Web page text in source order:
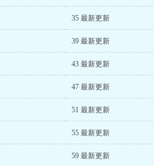
35 最新更新
39 最新更新
43 最新更新
47 最新更新
51 最新更新
55 最新更新
59 最新更新